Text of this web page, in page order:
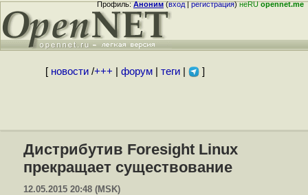
Профиль:Аноним(вход|регистрация)неRUopennet.me
[ новости/+++ форум| теги| ]
Дистрибутив Foresight Linux
прекращает существование
12.05.2015 20:48 (MSK)